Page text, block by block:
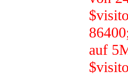
auf